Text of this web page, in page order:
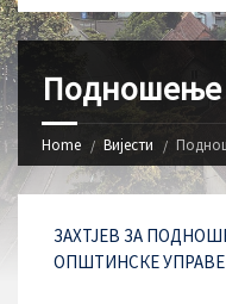
Подношење
Home Вијести
ЗАХТЈЕВ ЗА
ОПШТИНСКЕ УПРАВЕ